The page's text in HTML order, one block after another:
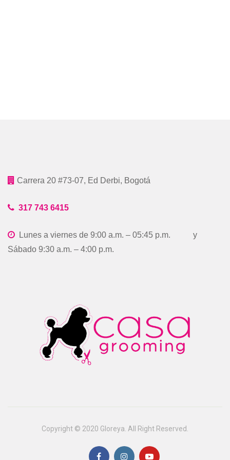
Carrera 20 #73-07, Ed Derbi, Bogotá
317 743 6415
Lunes a viernes de 9:00 a.m. – 05:45 p.m. y
Sábado 9:30 a.m. – 4:00 p.m.
Copyright © 2020 Gloreya. All Right Reserved.